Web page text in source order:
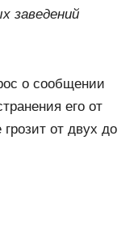
заведений
о сообщении
его от
от двух до